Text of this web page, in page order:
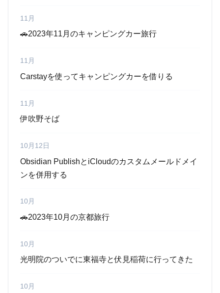
11月
🚗2023年11月のキャンピングカー旅行
11月
Carstayを使ってキャンピングカーを借りる
11月
伊吹野そば
10月12日
Obsidian PublishとiCloudのカスタムメールドメイ
ンを併用する
10月
🚗2023年10月の京都旅行
10月
光明院のついでに東福寺と伏見稲荷に行ってきた
10月